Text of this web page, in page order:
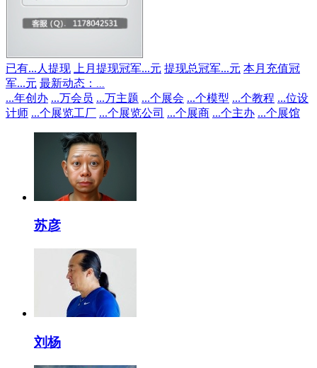
已有... 人提现 上月提现冠军...元 提现总冠军...元 本月充值冠
军...元 最新动态：
...年创办 ...万会员 ...万主题 ...个展会 ...个模型 ...个教程 ...位设
计师 ...个展览工厂 ...个展览公司 ...个展商 ...个主办 ...个展馆
苏彦
刘杨